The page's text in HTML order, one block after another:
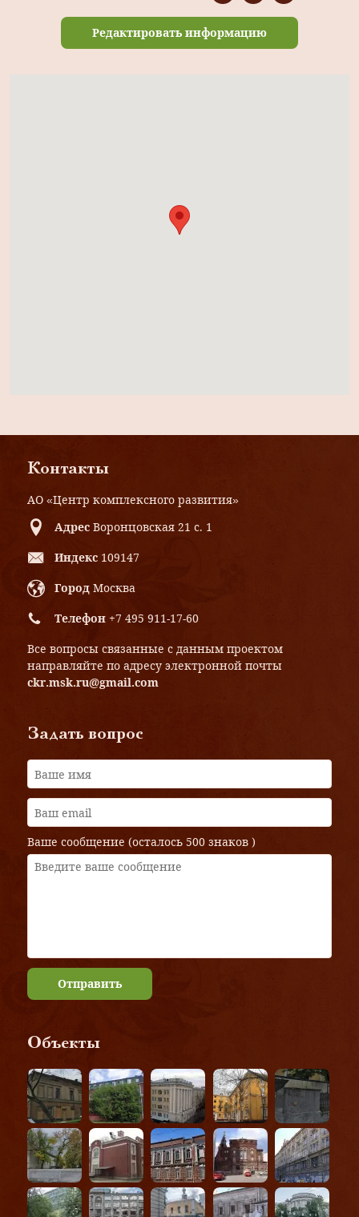
Редактировать информацию
Контакты
АО «Центр комплексного развития»
Адрес Воронцовская 21 с. 1
Индекс 109147
Город Москва
Телефон +7 495 911-17-60
Все вопросы связанные с данным проектом
направляйте по адресу электронной почты
ckr.msk.ru@gmail.com
Задать вопрос
Ваше сообщение (осталось 500 знаков )
Отправить
Объекты